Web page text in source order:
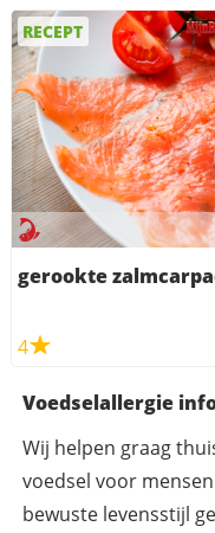
RECEPT
gerookte
4
Voedselallergie
Wij helpen graag
voedsel voor
bewuste levensstijl